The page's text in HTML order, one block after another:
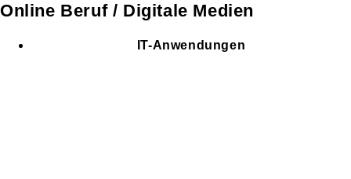
Online Beruf / Digitale Medien
IT-Anwendungen